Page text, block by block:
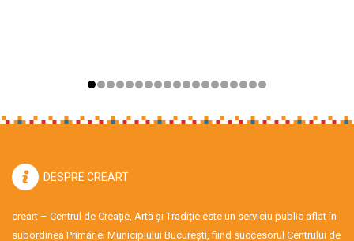
DESPRE CREART
creart – Centrul de Creație, Artă și Tradiție este un serviciu public aflat în
subordinea Primăriei Municipiului București, fiind succesorul Centrului de